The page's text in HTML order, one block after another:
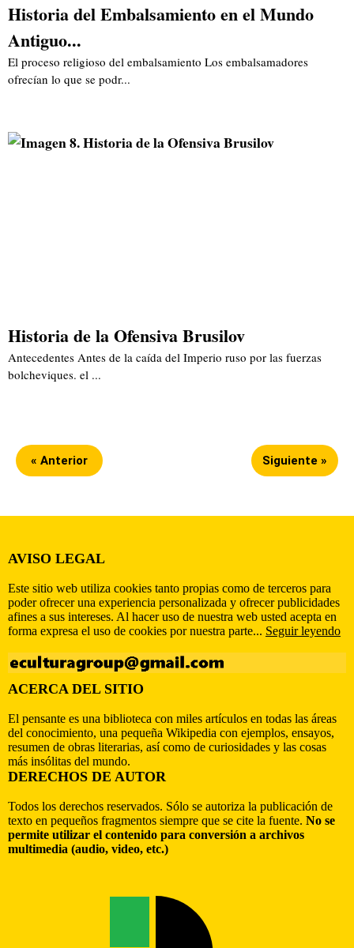
Historia del Embalsamiento en el Mundo
Antiguo...
El proceso religioso del embalsamiento Los embalsamadores
ofrecían lo que se podr...
Historia de la Ofensiva Brusilov
Antecedentes Antes de la caída del Imperio ruso por las fuerzas
bolcheviques. el ...
« Anterior Siguiente »
AVISO LEGAL
Este sitio web utiliza cookies tanto propias como de terceros para
poder ofrecer una experiencia personalizada y ofrecer publicidades
afines a sus intereses. Al hacer uso de nuestra web usted acepta en
forma expresa el uso de cookies por nuestra parte... Seguir leyendo
ACERCA DEL SITIO
El pensante es una biblioteca con miles artículos en todas las áreas
del conocimiento, una pequeña Wikipedia con ejemplos, ensayos,
resumen de obras literarias, así como de curiosidades y las cosas
más insólitas del mundo.
DERECHOS DE AUTOR
Todos los derechos reservados. Sólo se autoriza la publicación de
texto en pequeños fragmentos siempre que se cite la fuente. No se
permite utilizar el contenido para conversión a archivos
multimedia (audio, video, etc.)